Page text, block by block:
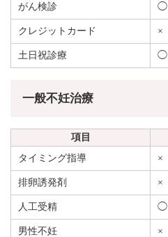
がん検診 ◯
クレジットカード ×
土日祝診療 ◯
一般不妊治療
項目
タイミング指導
×
排卵誘発剤 ×
人工受精 ◯
男性不妊 ×